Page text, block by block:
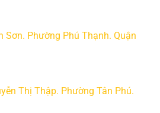
Sơn. Phường Phú Thạnh. Quận
Thị Thập. Phường Tân Phú.